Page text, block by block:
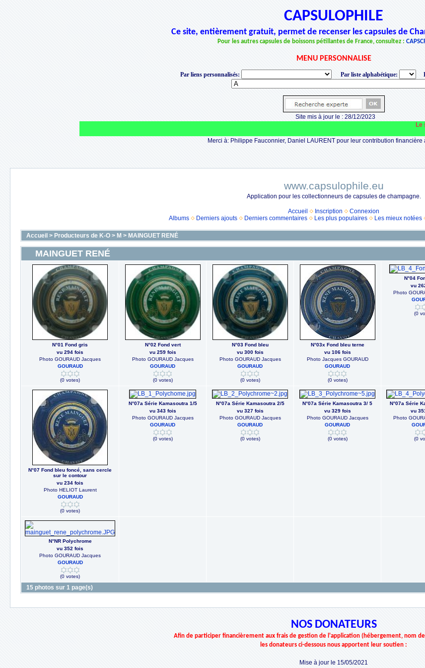
CAPSULOPHILE
Ce site, entièrement gratuit, permet de recenser les capsules de
Pour les autres capsules de boissons pétillantes de France, consultez :
MENU PERSONNALISE
Par liens personnalisés: Par liste alphabétique:
Site mis à jour le : 28/12/2023
Le
Merci à: Philippe Fauconnier, Daniel LAURENT pour leur contribution financière
www.capsulophile.eu
Application pour les collectionneurs de capsules de champagne.
Accueil Inscription
Connexion
Albums
Derniers ajouts Derniers commentaires Les plus populaires Les mieux notées
Accueil > Producteurs de K-O > M > MAINGUET RENÉ
MAINGUET RENÉ
N°01 Fond gris
vu 294 fois
Photo GOURAUD Jacques
GOURAUD
(0 votes)
N°02 Fond vert
vu 259 fois
Photo GOURAUD Jacques
GOURAUD
(0 votes)
N°03 Fond bleu
vu 300 fois
Photo GOURAUD Jacques
GOURAUD
(0 votes)
N°03x Fond bleu terne
vu 106 fois
Photo Jacques GOURAUD
GOURAUD
(0 votes)
N°04
vu
Photo
(0
N°07 Fond bleu foncé, sans cercle
sur le contour
vu 234 fois
Photo HELIOT Laurent
GOURAUD
(0 votes)
N°07a Série Kamasoutra 1/5
vu 343 fois
Photo GOURAUD Jacques
GOURAUD
(0 votes)
N°07a Série Kamasoutra 2/5
vu 327 fois
Photo GOURAUD Jacques
GOURAUD
(0 votes)
N°07a Série Kamasoutra 3/ 5
vu 329 fois
Photo GOURAUD Jacques
GOURAUD
(0 votes)
N°07a Série
vu
Photo
(0
N°NR Polychrome
vu 352 fois
Photo GOURAUD Jacques
GOURAUD
(0 votes)
15 photos sur 1 page(s)
NOS DONATEURS
Afin de participer financièrement aux frais de gestion de l'application (hébergement, nom
les donateurs ci-dessous nous apportent leur soutien :
Mise à jour le 15/05/2021